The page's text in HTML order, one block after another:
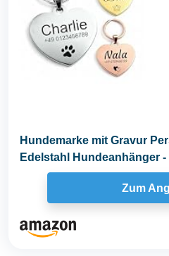
Hundemarke mit Gravur
Edelstahl Hundeanhänger
Halsband - Dog...
Zum